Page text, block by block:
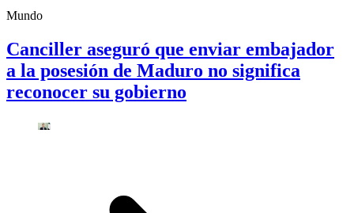
Mundo
Canciller aseguró que enviar embajador
a la posesión de Maduro no significa
reconocer su gobierno